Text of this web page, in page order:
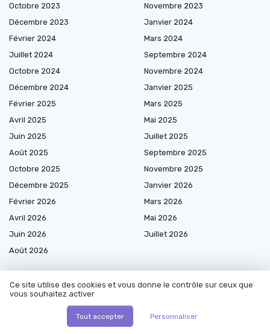
Octobre 2023
Novembre 2023
Décembre 2023
Janvier 2024
Février 2024
Mars 2024
Juillet 2024
Septembre 2024
Octobre 2024
Novembre 2024
Décembre 2024
Janvier 2025
Février 2025
Mars 2025
Avril 2025
Mai 2025
Juin 2025
Juillet 2025
Août 2025
Septembre 2025
Octobre 2025
Novembre 2025
Décembre 2025
Janvier 2026
Février 2026
Mars 2026
Avril 2026
Mai 2026
Juin 2026
Juillet 2026
Août 2026
Ce site utilise des cookies et vous donne le contrôle sur ceux que
vous souhaitez activer
Tout accepter Personnaliser